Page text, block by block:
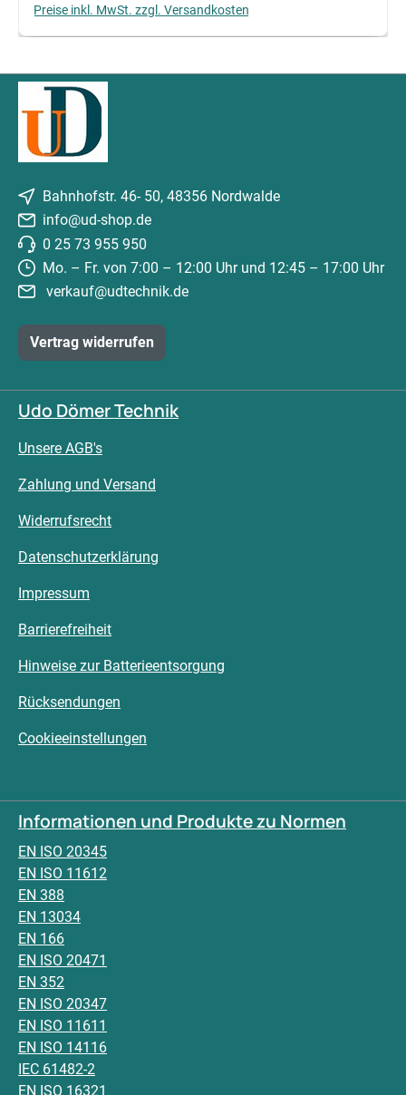
Preise inkl. MwSt. zzgl. Versandkosten
Bahnhofstr. 46- 50, 48356 Nordwalde
info@ud-shop.de
0 25 73 955 950
Mo. – Fr. von 7:00 – 12:00 Uhr und 12:45 – 17:00 Uhr
verkauf@udtechnik.de
Vertrag widerrufen
Udo Dömer Technik
Unsere AGB's
Zahlung und Versand
Widerrufsrecht
Datenschutzerklärung
Impressum
Barrierefreiheit
Hinweise zur Batterieentsorgung
Rücksendungen
Cookieeinstellungen
Informationen und Produkte zu Normen
EN ISO 20345
EN ISO 11612
EN 388
EN 13034
EN 166
EN ISO 20471
EN 352
EN ISO 20347
EN ISO 11611
EN ISO 14116
IEC 61482-2
EN ISO 16321